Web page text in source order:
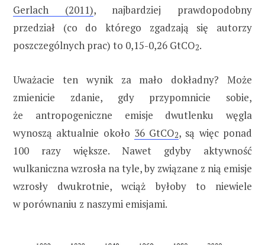
Gerlach (2011), najbardziej prawdopodobny
przedział (co do którego zgadzają się autorzy
poszczególnych prac) to 0,15-0,26 GtCO2.
Uważacie ten wynik za mało dokładny? Może
zmienicie zdanie, gdy przypomnicie sobie,
że antropogeniczne emisje dwutlenku węgla
wynoszą aktualnie około 36 GtCO2, są więc ponad
100 razy większe. Nawet gdyby aktywność
wulkaniczna wzrosła na tyle, by związane z nią emisje
wzrosły dwukrotnie, wciąż byłoby to niewiele
w porównaniu z naszymi emisjami.